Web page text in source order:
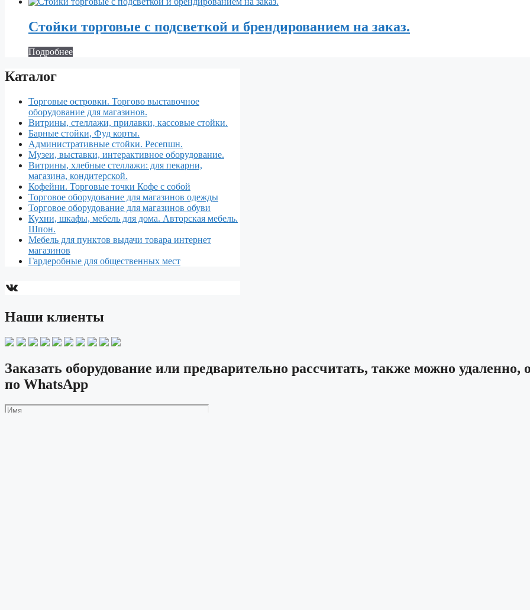
Стойки торговые с подсветкой и брендированием на заказ.
Подробнее
Каталог
Торговые островки. Торгово выставочное
оборудование для магазинов.
Витрины, стеллажи, прилавки, кассовые стойки.
Барные стойки, Фуд корты.
Aдминистративные стойки. Ресепшн.
Музеи, выставки, интерактивное оборудование.
Витрины, хлебные стеллажи: для пекарни,
магазина, кондитерской.
Кофейни. Торговые точки Кофе с собой
Торговое оборудование для магазинов одежды
Торговое оборудование для магазинов обуви
Кухни, шкафы, мебель для дома. Авторская мебель.
Шпон.
Мебель для пунктов выдачи товара интернет
магазинов
Гардеробные для общественных мест
ВКонтакте
Наши клиенты
Заказать оборудование или предварительно рассчитать, также можно
по WhatsApp